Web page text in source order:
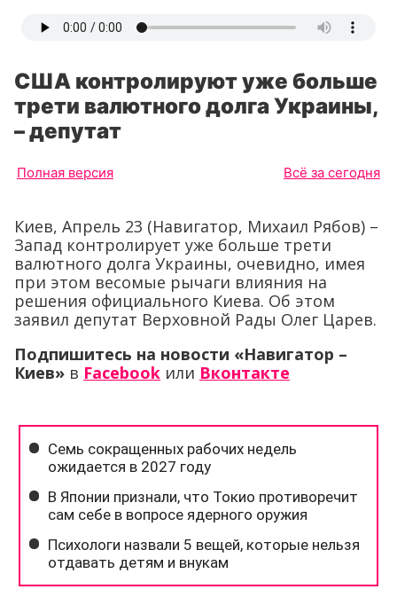
США контролируют уже больше
трети валютного долга Украины,
– депутат
Полная версия Всё за сегодня
Киев, Апрель 23 (Навигатор, Михаил Рябов) –
Запад контролирует уже больше трети
валютного долга Украины, очевидно, имея
при этом весомые рычаги влияния на
решения официального Киева. Об этом
заявил депутат Верховной Рады Олег Царев.
Подпишитесь на новости «Навигатор –
Киев» в Facebook или Вконтакте